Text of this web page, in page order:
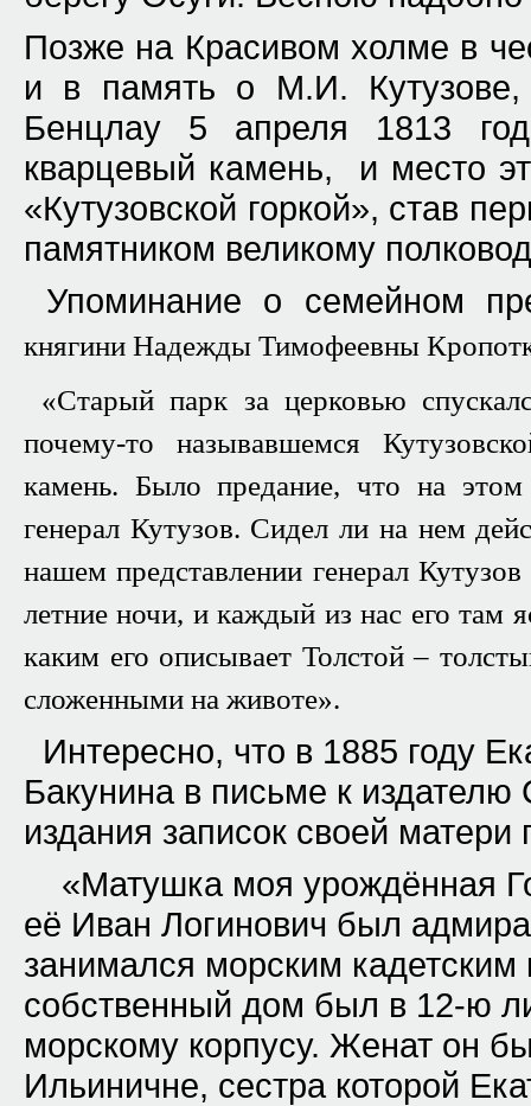
Позже на Красивом холме в
и в память о М.И.
Бенцлау 5 апреля 1813
кварцевый камень, и место
«Кутузовской горкой», став
памятником великому
Упоминание о семейном
княгини Надежды Тимофеевны
«Старый парк за церковью
почему-то называвшемся
камень. Было предание, что на
генерал Кутузов. Сидел ли на нем
нашем представлении генерал
летние ночи, и каждый из нас его там
каким его описывает Толстой –
сложенными на животе».
Интересно, что в 1885 году
Бакунина в письме к
издания записок своей матери
«Матушка моя урождённая
её Иван Логинович был
занимался морским кадетским
собственный дом был в 12-ю
морскому корпусу. Женат он
Ильиничне, сестра которой